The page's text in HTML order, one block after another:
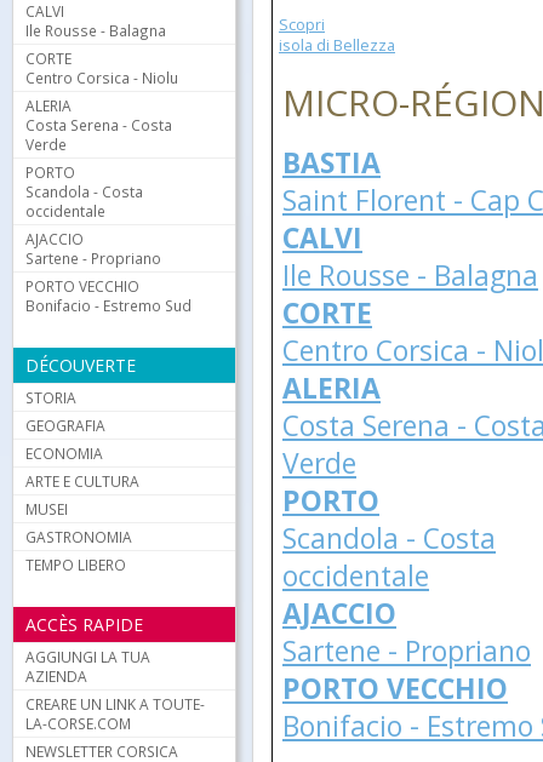
CALVI
Ile Rousse - Balagna
CORTE
Centro Corsica - Niolu
ALERIA
Costa Serena - Costa
Verde
PORTO
Scandola - Costa
occidentale
AJACCIO
Sartene - Propriano
PORTO VECCHIO
Bonifacio - Estremo Sud
DÉCOUVERTE
STORIA
GEOGRAFIA
ECONOMIA
ARTE E CULTURA
MUSEI
GASTRONOMIA
TEMPO LIBERO
ACCÈS RAPIDE
AGGIUNGI LA TUA
AZIENDA
CREARE UN LINK A TOUTE-
LA-CORSE.COM
NEWSLETTER CORSICA
Scopri
isola di Bellezza
MICRO-
BASTIA
Saint Florent - Cap
CALVI
Ile Rousse - Balagna
CORTE
Centro Corsica -
ALERIA
Costa Serena -
Verde
PORTO
Scandola - Costa
occidentale
AJACCIO
Sartene - Propriano
PORTO VECCHIO
Bonifacio - Estremo